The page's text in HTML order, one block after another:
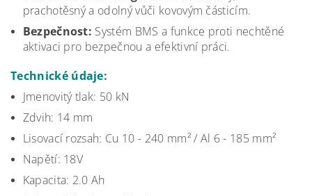
prachotěsný a odolný vůči kovovým částicím.
Bezpečnost: Systém BMS a funkce proti nechtěné
aktivaci pro bezpečnou a efektivní práci.
Technické údaje:
Jmenovitý tlak: 50 kN
Zdvih: 14 mm
Lisovací rozsah: Cu 10 - 240 mm² / Al 6 - 185 mm²
Napětí: 18V
Kapacita: 2.0 Ah